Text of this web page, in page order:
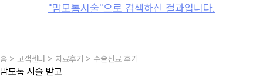
"맘모톰시술"으로 검색하신 결과입니다.
홈 > 고객센터 > 치료후기 > 수술진료 후기
맘모톰 시술 받고